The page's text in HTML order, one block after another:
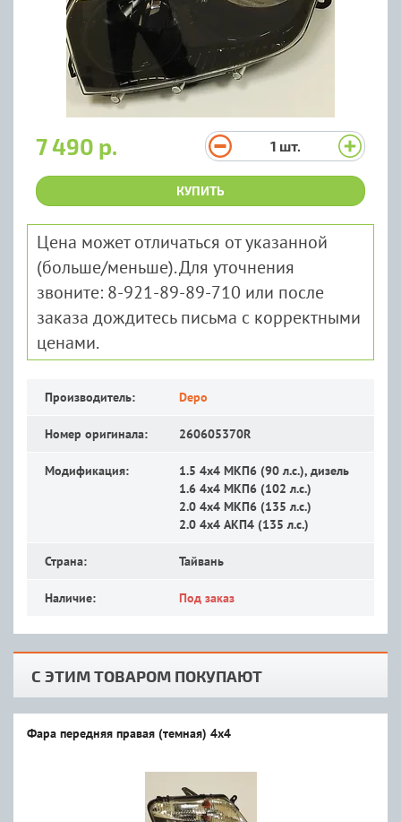
7 490 р. 1 шт.
КУПИТЬ
Цена может отличаться от указанной
(больше/меньше). Для уточнения
звоните: 8-921-89-89-710 или после
заказа дождитесь письма с корректными
ценами.
Производитель: Depo
Номер оригинала: 260605370R
Модификация:
1.5 4x4 MКП6 (90 л.с.), дизель
1.6 4x4 MКП6 (102 л.с.)
2.0 4x4 MКП6 (135 л.с.)
2.0 4x4 АКП4 (135 л.с.)
Страна: Тайвань
Наличие: Под заказ
С ЭТИМ ТОВАРОМ ПОКУПАЮТ
Фара передняя правая (темная) 4х4